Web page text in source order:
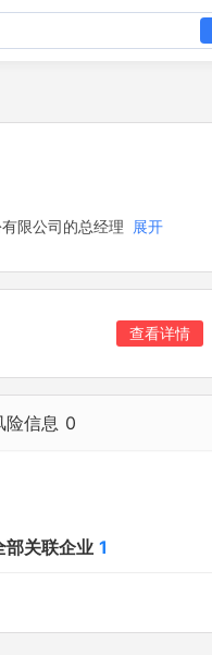
限公司的总经理 展开
查看详情
险信息 0
部关联企业 1